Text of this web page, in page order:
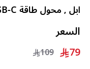
ابل , محول طاقة USB-C , بقوة 20 واط , أبيض
السعر
79
109